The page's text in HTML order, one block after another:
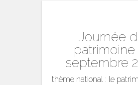
Journée
patrimoine
septembre
thème national : le